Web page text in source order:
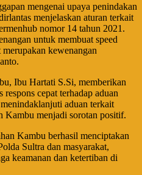
mengenai upaya penindakan
menjelaskan aturan terkait
nomor 14 tahun 2021.
untuk membuat speed
kewenangan
Ibu Hartati S.Si, memberikan
respons cepat terhadap aduan
aduan terkait
Kambu menjadi sorotan positif.
Kambu berhasil menciptakan
Sultra dan masyarakat,
keamanan dan ketertiban di